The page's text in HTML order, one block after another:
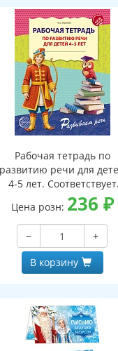
Рабочая тетрадь по
развитию речи для
4-5 лет. Соответствует
ФГОС ДО - 3-е изд испр.
Цена розн: 236 ₽
−
+
В корзину